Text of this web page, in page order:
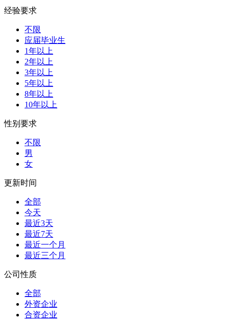
经验要求
不限
应届毕业生
1年以上
2年以上
3年以上
5年以上
8年以上
10年以上
性别要求
不限
男
女
更新时间
全部
今天
最近3天
最近7天
最近一个月
最近三个月
公司性质
全部
外资企业
合资企业